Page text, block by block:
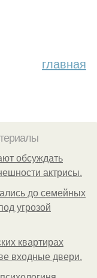
главная
обсуждать
актрисы.
до семейных
угрозой
квартирах
входные двери.